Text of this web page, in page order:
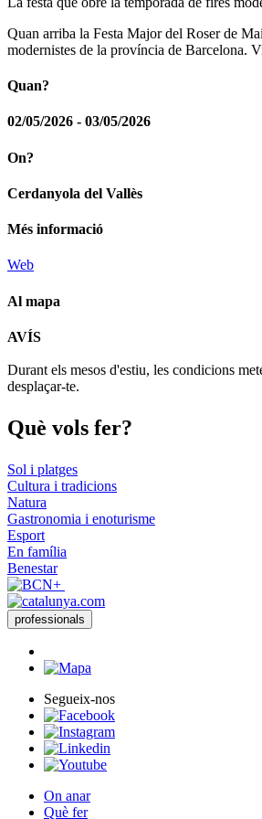
Quan arriba la Festa Major del Roser de
modernistes de la província de Barcelona.
Quan?
02/05/2026 - 03/05/2026
On?
Cerdanyola del Vallès
Més informació
Web
Al mapa
−
AVÍS
Durant els mesos d'estiu, les condicions
desplaçar-te.
Què vols fer?
Sol i platges
Cultura i tradicions
Natura
Gastronomia i enoturisme
Esport
En família
Benestar
professionals
Segueix-nos
On anar
Què fer